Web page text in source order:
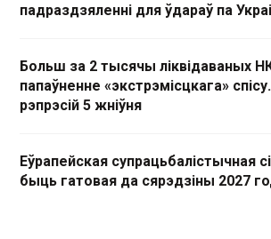
падраздзяленні для ўдараў па
Больш за 2 тысячы ліквідаваных
папаўненне «экстрэмісцкага» спісу.
рэпрэсій 5 жніўня
Еўрапейская супрацьбалістычная
быць гатовая да сярэдзіны 2027